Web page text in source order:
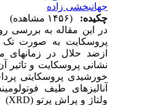
جهانبخشی زاده
چکیده:
در این مقاله به بررسی
پروسکایت به‌ صورت تک
ازضد حلال در زمان­های
نشانی پروسکایت و تاثیر
خورشیدی پروسکایتی